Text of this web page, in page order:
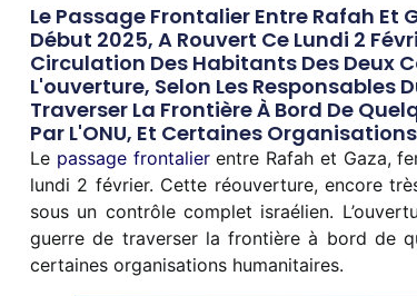
Le Passage Frontalier Entre Rafah Et
Début 2025, A Rouvert Ce Lundi 2
Circulation Des Habitants Des Deux
L'ouverture, Selon Les Responsables
Traverser La Frontière À Bord De
Par L'ONU, Et Certaines
Le passage frontalierentre Rafah et Gaza,
lundi 2 février. Cette réouverture, encore
sous un contrôle complet israélien.
guerre de traverser la frontière à bord de
certaines organisations humanitaires.